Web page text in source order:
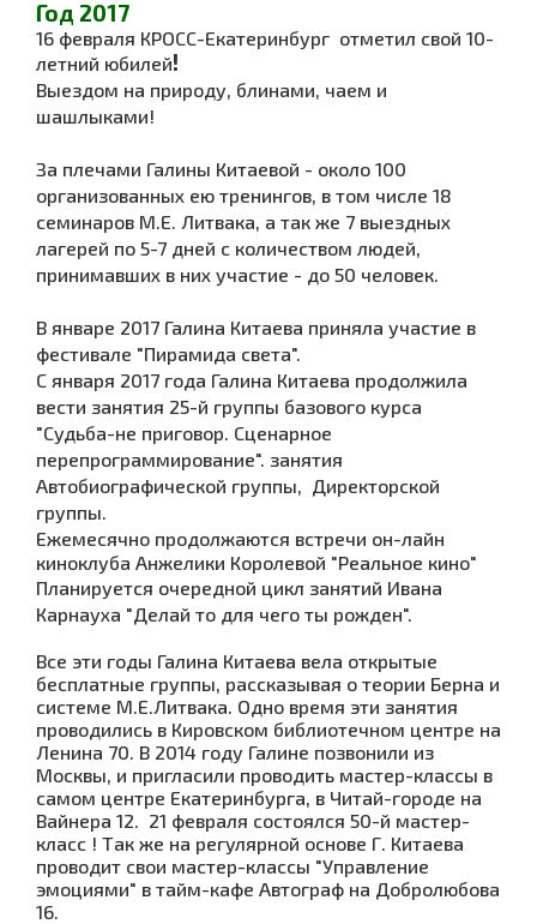
Год 2017
16 февраля КРОСС-Екатеринбург отметил свой 10-
летний юбилей!
Выездом на природу, блинами, чаем и
шашлыками!
За плечами Галины Китаевой - около 100
организованных ею тренингов, в том числе 18
семинаров М.Е. Литвака, а так же 7 выездных
лагерей по 5-7 дней с количеством людей,
принимавших в них участие - до 50 человек.
В январе 2017 Галина Китаева приняла участие в
фестивале "Пирамида света".
С января 2017 года Галина Китаева продолжила
вести занятия 25-й группы базового курса
"Судьба-не приговор. Сценарное
перепрограммирование". занятия
Автобиографической группы, Директорской
группы.
Ежемесячно продолжаются встречи он-лайн
киноклуба Анжелики Королевой "Реальное кино"
Планируется очередной цикл занятий Ивана
Карнауха "Делай то для чего ты рожден".
Все эти годы Галина Китаева вела открытые
бесплатные группы, рассказывая о теории Берна и
системе М.Е.Литвака. Одно время эти занятия
проводились в Кировском библиотечном центре на
Ленина 70. В 2014 году Галине позвонили из
Москвы, и пригласили проводить мастер-классы в
самом центре Екатеринбурга, в Читай-городе на
Вайнера 12. 21 февраля состоялся 50-й мастер-
класс ! Так же на регулярной основе Г. Китаева
проводит свои мастер-классы "Управление
эмоциями" в тайм-кафе Автограф на Добролюбова
16.